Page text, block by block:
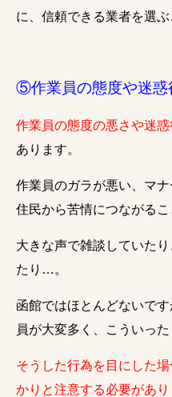
に、信頼できる業者を選ぶ
⑤作業員の態度や迷惑
作業員の態度の悪さや迷惑
あります。
作業員のガラが悪い、マ
住民から苦情につながるこ
大きな声で雑談していた
たり…。
函館ではほとんどないで
員が大変多く、こういっ
そうした行為を目にした
かりと注意する必要があり